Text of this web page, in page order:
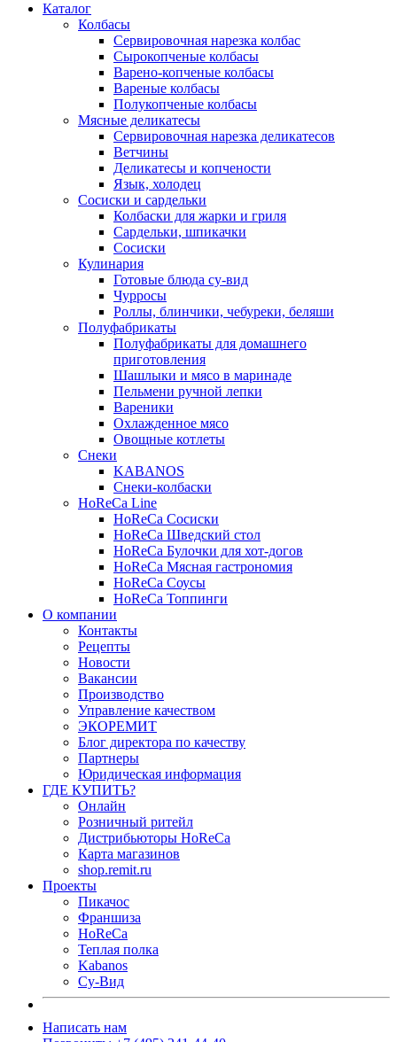
Каталог
Колбасы
Сервировочная нарезка колбас
Сырокопченые колбасы
Варено-копченые колбасы
Вареные колбасы
Полукопченые колбасы
Мясные деликатесы
Сервировочная нарезка деликатесов
Ветчины
Деликатесы и копчености
Язык, холодец
Сосиски и сардельки
Колбаски для жарки и гриля
Сардельки, шпикачки
Сосиски
Кулинария
Готовые блюда су-вид
Чурросы
Роллы, блинчики, чебуреки, беляши
Полуфабрикаты
Полуфабрикаты для домашнего
приготовления
Шашлыки и мясо в маринаде
Пельмени ручной лепки
Вареники
Охлажденное мясо
Овощные котлеты
Снеки
KABANOS
Снеки-колбаски
HoReCa Line
HoReCa Сосиски
HoReCa Шведский стол
HoReCa Булочки для хот-догов
HoReCa Мясная гастрономия
HoReCa Соусы
HoReCa Топпинги
О компании
Контакты
Рецепты
Новости
Вакансии
Производство
Управление качеством
ЭКОРЕМИТ
Блог директора по качеству
Партнеры
Юридическая информация
ГДЕ КУПИТЬ?
Онлайн
Розничный ритейл
Дистрибьюторы HoReCa
Карта магазинов
shop.remit.ru
Проекты
Пикачос
Франшиза
HoReCa
Теплая полка
Kabanos
Су-Вид
Написать нам